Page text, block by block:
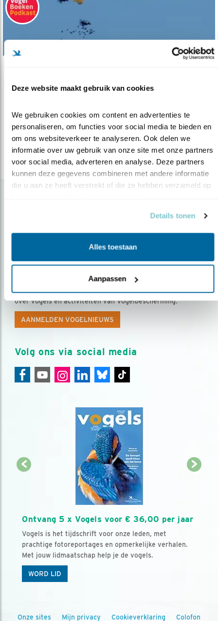
Deze website maakt gebruik van cookies
We gebruiken cookies om content en advertenties te
personaliseren, om functies voor social media te bieden en
om ons websiteverkeer te analyseren. Ook delen we
informatie over uw gebruik van onze site met onze partners
voor social media, adverteren en analyse. Deze partners
kunnen deze gegevens combineren met andere informatie
die u aan ze heeft verstrekt of die ze hebben verzameld op
Details tonen
Alles toestaan
Aanpassen
In gesprek met Sijmen Hendriks
met een urgent verhaal.
Arjan Berben
lees meer
Op de hoogte blijven?
Meld je aan en ontvang nieuws, inspiratie, acties en tips
over vogels en activiteiten van Vogelbescherming.
AANMELDEN VOGELNIEUWS
Volg ons via social media
Ontvang 5 x Vogels voor € 36,00 per jaar
Vogels is het tijdschrift voor onze leden, met
prachtige fotoreportages en opmerkelijke verhalen.
Met jouw lidmaatschap help je de vogels.
WORD LID
Onze sites Mijn privacy Cookieverklaring Colofon